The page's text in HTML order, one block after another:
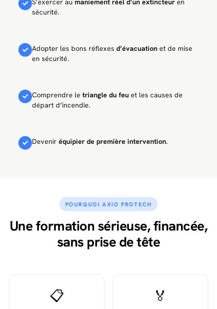
✓
sécurité.
✓ Adopter les bons réflexes d’évacuation et de mise
en sécurité.
✓ Comprendre le triangle du feu et les causes de
départ d’incendie.
✓ Devenir équipier de première intervention.
POURQUOI AXIO PROTECH
Une formation sérieuse, financée,
sans prise de tête
📋 🏅